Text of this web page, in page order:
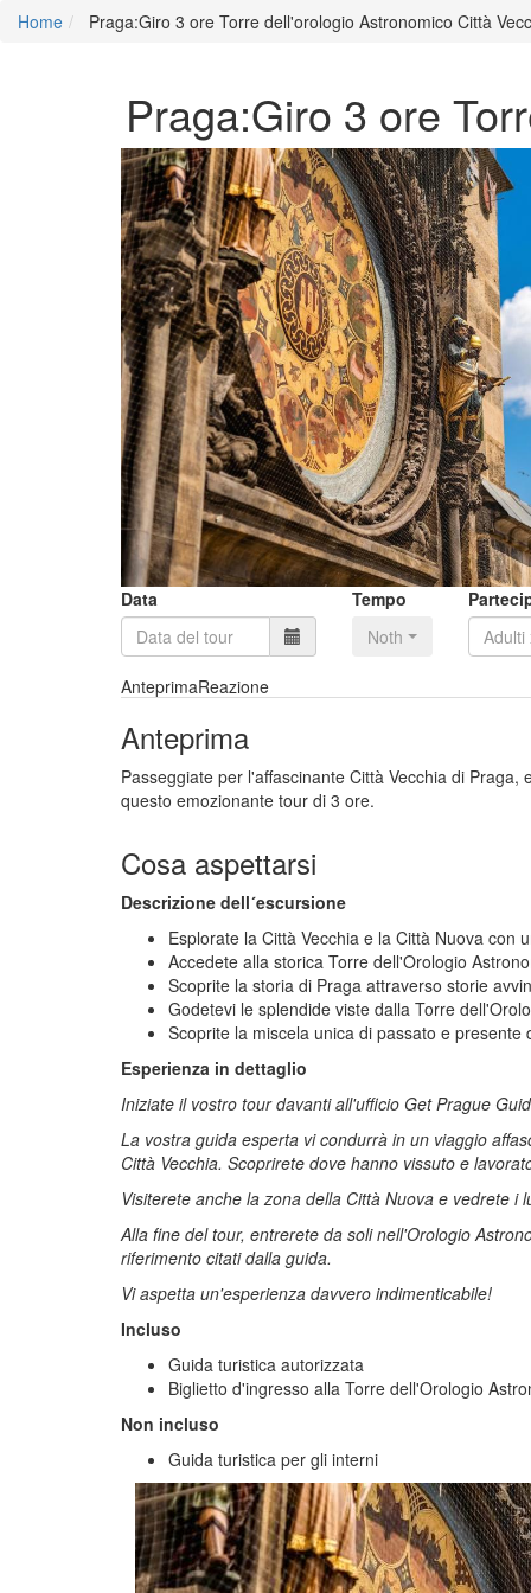
Home Praga:Giro 3 ore Torre dell'orologio Astronomico Città
Praga:Giro 3 ore
Data
Tempo
Nothing selected
AnteprimaReazione
Anteprima
Passeggiate per l'affascinante Città Vecchia di
questo emozionante tour di 3 ore.
Cosa aspettarsi
Descrizione dell´escursione
Esplorate la Città Vecchia e la Città Nuova con
Accedete alla storica Torre dell'Orologio
Scoprite la storia di Praga attraverso storie
Godetevi le splendide viste dalla Torre
Scoprite la miscela unica di passato e presente
Esperienza in dettaglio
Iniziate il vostro tour davanti all'ufficio Get Prague
La vostra guida esperta vi condurrà in un viaggio
Città Vecchia. Scoprirete dove hanno vissuto e
Visiterete anche la zona della Città Nuova e vedrete
Alla fine del tour, entrerete da soli nell'Orologio
riferimento citati dalla guida.
Vi aspetta un'esperienza davvero indimenticabile!
Incluso
Guida turistica autorizzata
Biglietto d'ingresso alla Torre dell'Orologio
Non incluso
Guida turistica per gli interni